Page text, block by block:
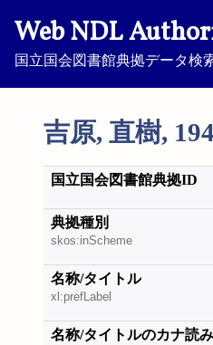
Web NDL
国立国会図書館典拠データ検
吉原, 直樹,
国立国会図書館典拠ID
典拠種別
skos:inScheme
名称/タイトル
xl:prefLabel
名称/タイトルのカナ読み